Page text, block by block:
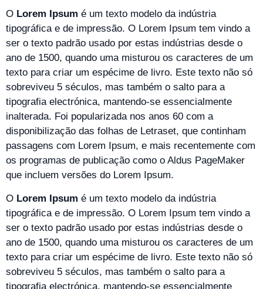
O Lorem Ipsum é um texto modelo da indústria
tipográfica e de impressão. O Lorem Ipsum tem vindo a
ser o texto padrão usado por estas indústrias desde o
ano de 1500, quando uma misturou os caracteres de um
texto para criar um espécime de livro. Este texto não só
sobreviveu 5 séculos, mas também o salto para a
tipografia electrónica, mantendo-se essencialmente
inalterada. Foi popularizada nos anos 60 com a
disponibilização das folhas de Letraset, que continham
passagens com Lorem Ipsum, e mais recentemente com
os programas de publicação como o Aldus PageMaker
que incluem versões do Lorem Ipsum.
O Lorem Ipsum é um texto modelo da indústria
tipográfica e de impressão. O Lorem Ipsum tem vindo a
ser o texto padrão usado por estas indústrias desde o
ano de 1500, quando uma misturou os caracteres de um
texto para criar um espécime de livro. Este texto não só
sobreviveu 5 séculos, mas também o salto para a
tipografia electrónica, mantendo-se essencialmente